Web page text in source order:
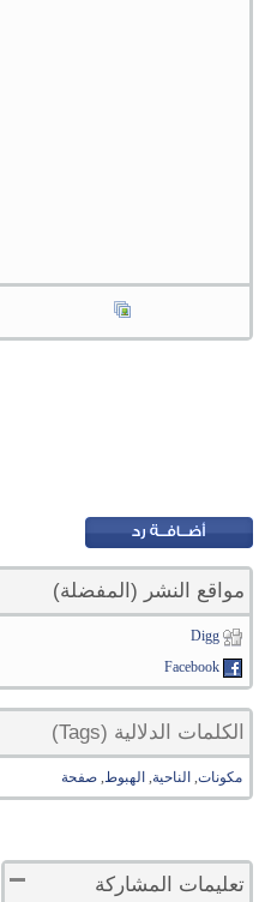
مواقع النشر (المفضلة)
Digg
Facebook
الكلمات الدلالية (Tags)
مكونات, الناحية, الهبوط,صفحة
تعليمات المشاركة